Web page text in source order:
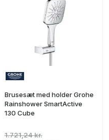
Brusesæt med holder Grohe
Rainshower SmartActive
130 Cube
1.721,24 kr.